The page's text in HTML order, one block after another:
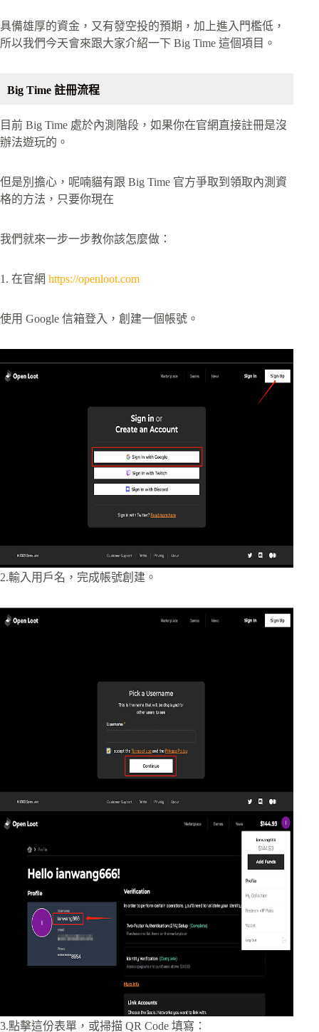
具備雄厚的資金，又有發空投的預期，加上進入門檻低，
所以我們今天會來跟大家介紹一下 Big Time 這個項目。
Big Time 註冊流程
目前 Big Time 處於內測階段，如果你在官網直接註冊是沒
辦法遊玩的。
但是別擔心，呢喃貓有跟 Big Time 官方爭取到領取內測資
格的方法，只要你現在
我們就來一步一步教你該怎麼做：
1. 在官網 https://openloot.com
使用 Google 信箱登入，創建一個帳號。
2.輸入用戶名，完成帳號創建。
3.點擊這份表單，或掃描 QR Code 填寫：